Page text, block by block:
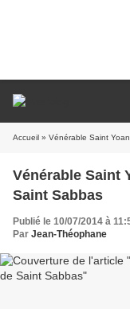
Accueil » Vénérable Saint
Vénérable Saint
Saint Sabbas
Publié le 10/07/2014 à
Par Jean-Théophane